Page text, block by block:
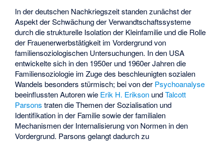
In der deutschen Nachkriegszeit standen zunächst der
Aspekt der Schwächung der Verwandtschaftssysteme
durch die strukturelle Isolation der Kleinfamilie und die Rolle
der Frauenerwerbstätigkeit im Vordergrund von
familiensoziologischen Untersuchungen. In den USA
entwickelte sich in den 1950er und 1960er Jahren die
Familiensoziologie im Zuge des beschleunigten sozialen
Wandels besonders stürmisch; bei von der Psychoanalyse
beeinflussten Autoren wie Erik H. Erikson undTalcott
Parsons traten die Themen der Sozialisation und
Identifikation in der Familie sowie der familialen
Mechanismen der Internalisierung von Normen in den
Vordergrund. Parsons gelangt dadurch zu